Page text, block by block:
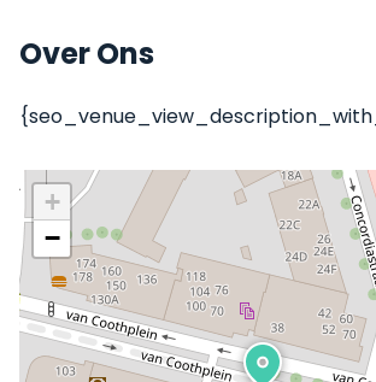
Over Ons
+
−